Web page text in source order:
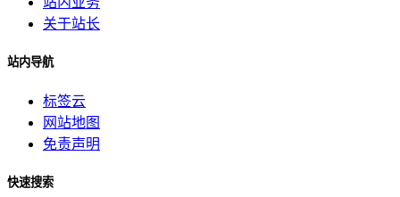
关于站长
站内导航
标签云
网站地图
免责声明
快速搜索